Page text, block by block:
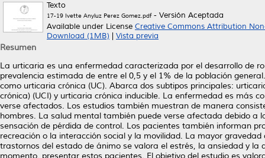
Texto
17-19 Ivette Anyluz Perez Gomez.pdf- Versión Aceptada
Available under License Creative Commons Attribution
Download (1MB)
Vista previa
Resumen
La urticaria es una enfermedad caracterizada por el desarrollo de
prevalencia estimada de entre el 0,5 y el 1% de la población
como urticaria crónica (UC). Abarca dos subtipos principales:
crónica) (UCI) y urticaria crónica inducible. La enfermedad es más
verse afectados. Los estudios también muestran de manera
hombres. La salud mental también puede verse afectada debido a
sensación de pérdida de control. Los pacientes también informan
recreación o la interacción social y la movilidad. La mayor
trastornos del estado de ánimo se valora el estrés, la ansiedad y
momento, presentar estos pacientes. El objetivo del estudio es